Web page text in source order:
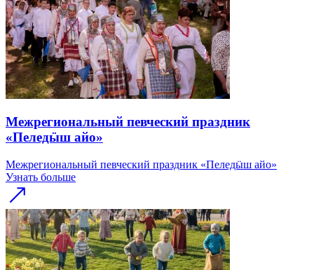
Межрегиональный певческий праздник
«Пеледӹш айо»
Межрегиональный певческий праздник «Пеледӹш айо»
Узнать больше